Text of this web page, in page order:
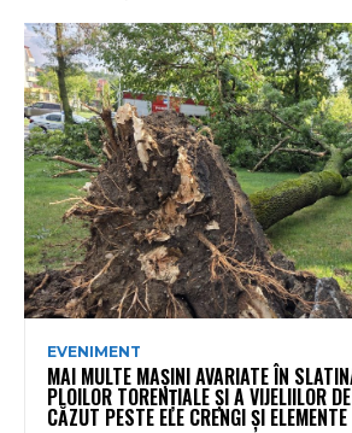
EVENIMENT
MAI MULTE MAȘINI AVARIATE ÎN
PLOILOR TORENȚIALE ȘI A VIJELIILOR
CĂZUT PESTE ELE CRENGI ȘI